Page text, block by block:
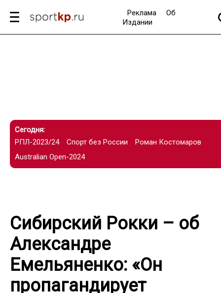
Реклама
Об
Издании
Сегодня:
РПЛ-2023/24
Спорт без России
Роман Костомаров
Australian Open-2024
Сибирский Рокки – об
Александре
Емельяненко: «Он
пропагандирует